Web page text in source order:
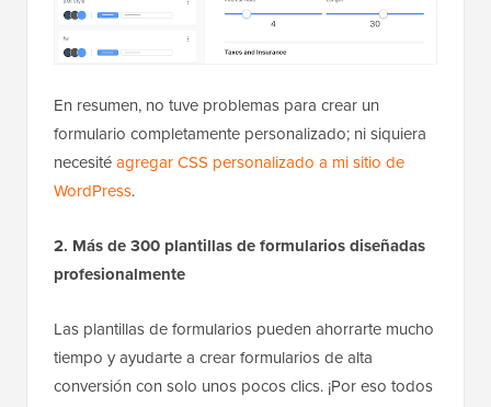
En resumen, no tuve problemas para crear un
formulario completamente personalizado; ni siquiera
necesitéagregar CSS personalizado a mi sitio de
WordPress.
2. Más de 300 plantillas de formularios diseñadas
profesionalmente
Las plantillas de formularios pueden ahorrarte mucho
tiempo y ayudarte a crear formularios de alta
conversión con solo unos pocos clics. ¡Por eso todos